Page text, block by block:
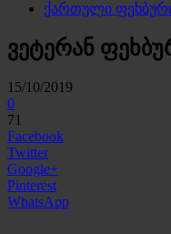
ქართული
ვეტერან
15/10/2019
0
71
Facebook
Twitter
Google+
Pinterest
WhatsApp